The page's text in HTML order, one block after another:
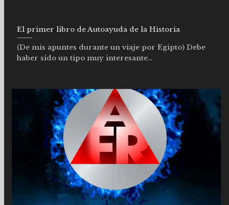
El primer libro de Autoayuda de la Historia
(De mis apuntes durante un viaje por Egipto) Debe
haber sido un tipo muy interesante...